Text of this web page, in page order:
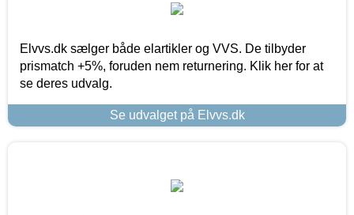
Elvvs.dk sælger både elartikler og VVS. De tilbyder
prismatch +5%, foruden nem returnering. Klik her for at
se deres udvalg.
Se udvalget på Elvvs.dk